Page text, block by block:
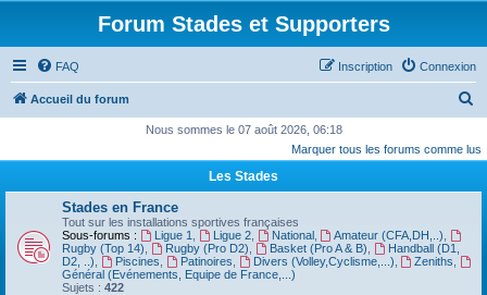
Forum Stades et Supporters
FAQ Connexion
Inscription
Accueil du forum
c
Nous sommes le 07 août 2026, 06:18
Marquer tous les forums comme lus
Les Stades
Stades en France
Tout sur les installations sportives françaises
Sous-forums :
Ligue 1 Ligue 2, National, Amateur (CFA,DH,..)
Rugby (Top 14)
Rugby (Pro D2) Basket (Pro A & B)
Handball (D1,
D2, ..)
Piscines Patinoires Divers (Volley,Cyclisme,...) Zeniths
Général (Evénements, Equipe de France,...)
Sujets : 422